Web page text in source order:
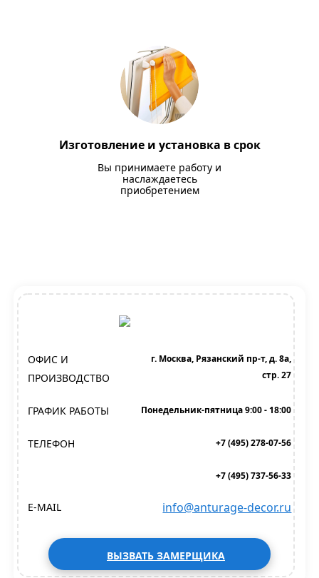
Изготовление и установка в срок
Вы принимаете работу и
наслаждаетесь
приобретением
ОФИС И
ПРОИЗВОДСТВО
г. Москва, Рязанский пр-т, д. 8а,
стр. 27
ГРАФИК РАБОТЫ Понедельник-пятница 9:00 - 18:00
ТЕЛЕФОН +7 (495) 278-07-56
+7 (495) 737-56-33
E-MAIL info@anturage-decor.ru
ВЫЗВАТЬ ЗАМЕРЩИКА